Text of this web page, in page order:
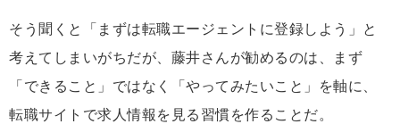
そう聞くと「まずは転職エージェントに登録しよう」と
考えてしまいがちだが、藤井さんが勧めるのは、まず
「できること」ではなく「やってみたいこと」を軸に、
転職サイトで求人情報を見る習慣を作ることだ。